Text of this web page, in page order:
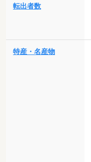
転出者数
特産・名産物